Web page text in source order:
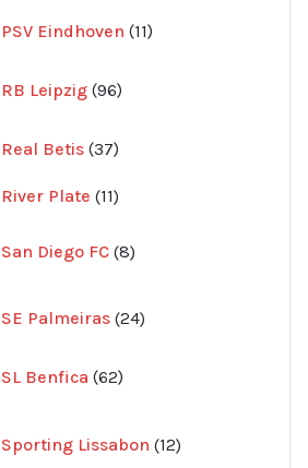
PSV Eindhoven 11
produkter
RB Leipzig 96
produkter
Real Betis 37
produkter
River Plate 1111
San Diego FC 8produkter
SE Palmeiras 24
produkter
SL Benfica 62
produkter
Sporting Lissabon 12produkter